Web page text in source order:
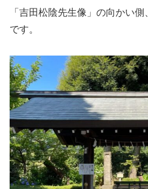
「吉田松陰先生像」の向かい
です。